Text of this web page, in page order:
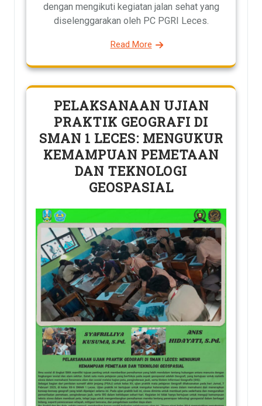
dengan mengikuti kegiatan jalan sehat yang
diselenggarakan oleh PC PGRI Leces.
Read More
PELAKSANAAN UJIAN
PRAKTIK GEOGRAFI DI
SMAN 1 LECES: MENGUKUR
KEMAMPUAN PEMETAAN
DAN TEKNOLOGI
GEOSPASIAL